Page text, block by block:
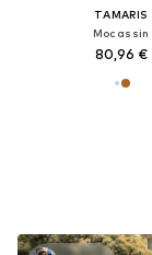
TAMARIS
Mocassin
80,96 €